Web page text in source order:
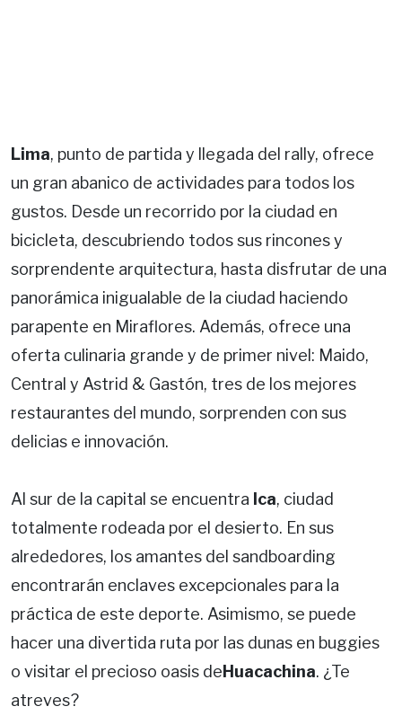
Lima, punto de partida y llegada del rally, ofrece
un gran abanico de actividades para todos los
gustos. Desde un recorrido por la ciudad en
bicicleta, descubriendo todos sus rincones y
sorprendente arquitectura, hasta disfrutar de una
panorámica inigualable de la ciudad haciendo
parapente en Miraflores. Además, ofrece una
oferta culinaria grande y de primer nivel: Maido,
Central y Astrid & Gastón, tres de los mejores
restaurantes del mundo, sorprenden con sus
delicias e innovación.
Al sur de la capital se encuentra Ica, ciudad
totalmente rodeada por el desierto. En sus
alrededores, los amantes del sandboarding
encontrarán enclaves excepcionales para la
práctica de este deporte. Asimismo, se puede
hacer una divertida ruta por las dunas en buggies
o visitar el precioso oasis deHuacachina. ¿Te
atreves?